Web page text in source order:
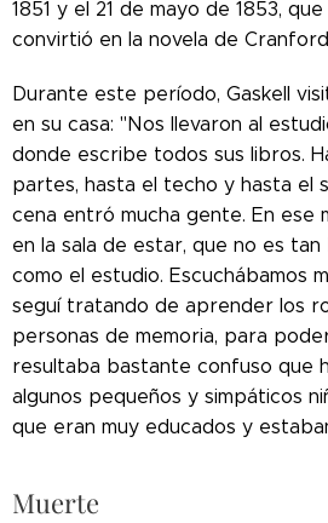
1851 y el 21 de mayo de 1853,
convirtió en la novela de
Durante este período, Gaskell
en su casa: "Nos llevaron al
donde escribe todos sus libros.
partes, hasta el techo y hasta el
cena entró mucha gente. En ese
en la sala de estar, que no es
como el estudio. Escuchábamos
seguí tratando de aprender los
personas de memoria, para
resultaba bastante confuso que
algunos pequeños y simpáticos
que eran muy educados y
Muerte